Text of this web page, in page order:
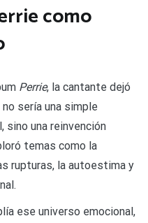
como
Perrie, la cantante dejó
sería una simple
sino una reinvención
temas como la
rupturas, la autoestima y
ese universo emocional,